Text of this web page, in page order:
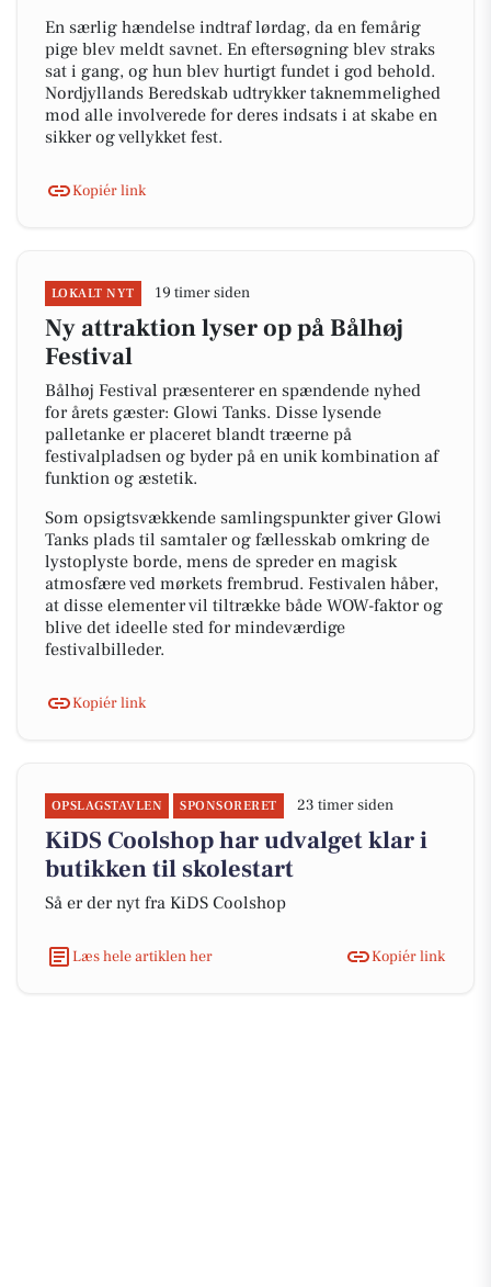
En særlig hændelse indtraf lørdag, da en femårig
pige blev meldt savnet. En eftersøgning blev straks
sat i gang, og hun blev hurtigt fundet i god behold.
Nordjyllands Beredskab udtrykker taknemmelighed
mod alle involverede for deres indsats i at skabe en
sikker og vellykket fest.
Kopiér link
LOKALT NYT 19 timer siden
Ny attraktion lyser op på Bålhøj
Festival
Bålhøj Festival præsenterer en spændende nyhed
for årets gæster: Glowi Tanks. Disse lysende
palletanke er placeret blandt træerne på
festivalpladsen og byder på en unik kombination af
funktion og æstetik.
Som opsigtsvækkende samlingspunkter giver Glowi
Tanks plads til samtaler og fællesskab omkring de
lystoplyste borde, mens de spreder en magisk
atmosfære ved mørkets frembrud. Festivalen håber,
at disse elementer vil tiltrække både WOW-faktor og
blive det ideelle sted for mindeværdige
festivalbilleder.
Kopiér link
OPSLAGSTAVLEN SPONSORERET 23 timer siden
KiDS Coolshop har udvalget klar i
butikken til skolestart
Så er der nyt fra KiDS Coolshop
Læs hele artiklen her Kopiér link